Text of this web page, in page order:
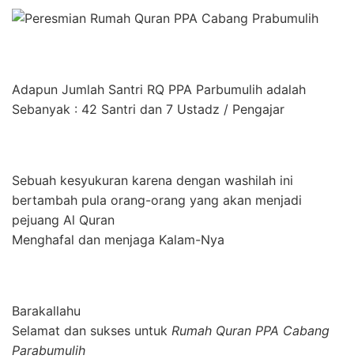
Adapun Jumlah Santri RQ PPA Parbumulih adalah
Sebanyak : 42 Santri dan 7 Ustadz / Pengajar
Sebuah kesyukuran karena dengan washilah ini
bertambah pula orang-orang yang akan menjadi
pejuang Al Quran
Menghafal dan menjaga Kalam-Nya
Barakallahu
Selamat dan sukses untuk Rumah Quran PPA Cabang
Parabumulih